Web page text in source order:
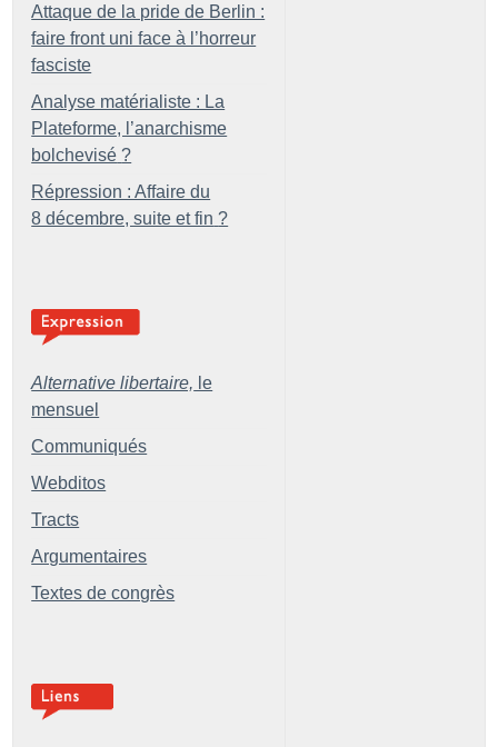
Attaque de la pride de Berlin :
faire front uni face à l’horreur
fasciste
Analyse matérialiste : La
Plateforme, l’anarchisme
bolchevisé ?
Répression : Affaire du
8 décembre, suite et fin ?
Alternative libertaire, le
mensuel
Communiqués
Webditos
Tracts
Argumentaires
Textes de congrès